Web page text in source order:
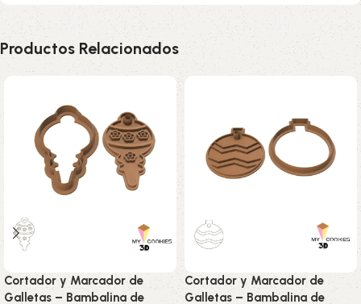
Productos Relacionados
Cortador y Marcador de
Galletas – Bambalina de
Cortador y Marcador de
Galletas – Bambalina de